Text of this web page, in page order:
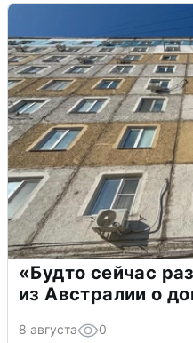
«Будто сейчас
из Австралии о
8 августа 0